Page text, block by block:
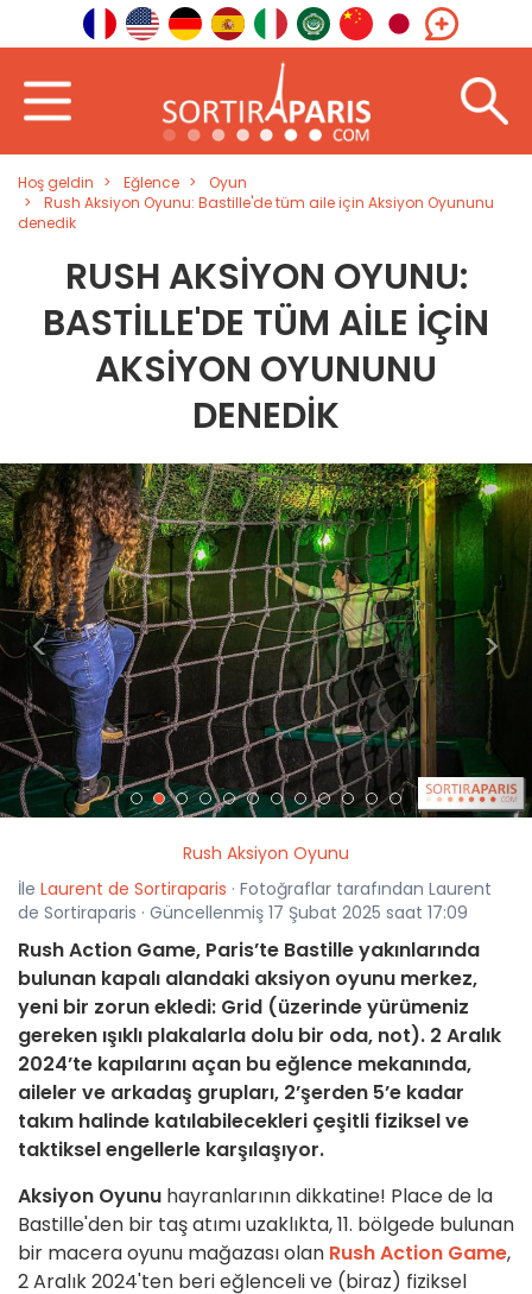
Hoş geldin Eğlence
Oyun
Rush Aksiyon Oyunu: Bastille'de tüm aile için Aksiyon Oyununu
denedik
RUSH AKSIYON OYUNU:
BASTILLE'DE TÜM AILE IÇIN
AKSIYON OYUNUNU
DENEDIK
< >
Rush Aksiyon Oyunu
İle Laurent de Sortiraparis · Fotoğraflar tarafından Laurent
de Sortiraparis · Güncellenmiş 17 Şubat 2025 saat 17:09
Rush Action Game, Paris’te Bastille yakınlarında
bulunan kapalı alandaki aksiyon oyunu merkez,
yeni bir zorun ekledi: Grid (üzerinde yürümeniz
gereken ışıklı plakalarla dolu bir oda, not). 2 Aralık
2024’te kapılarını açan bu eğlence mekanında,
aileler ve arkadaş grupları, 2’şerden 5’e kadar
takım halinde katılabilecekleri çeşitli fiziksel ve
taktiksel engellerle karşılaşıyor.
Aksiyon Oyunu hayranlarının dikkatine! Place de la
Bastille'den bir taş atımı uzaklıkta, 11. bölgede bulunan
bir macera oyunu mağazası olan Rush Action Game,
2 Aralık 2024'ten beri eğlenceli ve (biraz) fiziksel